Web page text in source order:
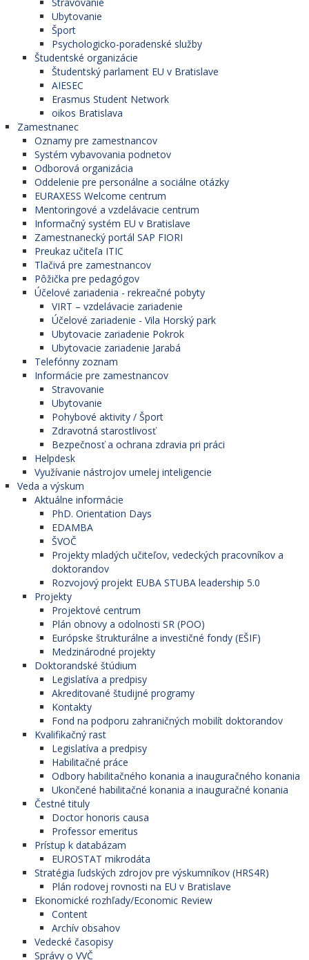
Ubytovanie
Šport
Psychologicko-poradenské služby
Študentské organizácie
Študentský parlament EU v Bratislave
AIESEC
Erasmus Student Network
oikos Bratislava
Zamestnanec
Oznamy pre zamestnancov
Systém vybavovania podnetov
Odborová organizácia
Oddelenie pre personálne a sociálne otázky
EURAXESS Welcome centrum
Mentoringové a vzdelávacie centrum
Informačný systém EU v Bratislave
Zamestnanecký portál SAP FIORI
Preukaz učiteľa ITIC
Tlačivá pre zamestnancov
Pôžička pre pedagógov
Účelové zariadenia - rekreačné pobyty
VIRT – vzdelávacie zariadenie
Účelové zariadenie - Vila Horský park
Ubytovacie zariadenie Pokrok
Ubytovacie zariadenie Jarabá
Telefónny zoznam
Informácie pre zamestnancov
Stravovanie
Ubytovanie
Pohybové aktivity / Šport
Zdravotná starostlivosť
Bezpečnosť a ochrana zdravia pri práci
Helpdesk
Využívanie nástrojov umelej inteligencie
Veda a výskum
Aktuálne informácie
PhD. Orientation Days
EDAMBA
ŠVOČ
Projekty mladých učiteľov, vedeckých pracovníkov a
doktorandov
Rozvojový projekt EUBA STUBA leadership 5.0
Projekty
Projektové centrum
Plán obnovy a odolnosti SR (POO)
Európske štrukturálne a investičné fondy (EŠIF)
Medzinárodné projekty
Doktorandské štúdium
Legislatíva a predpisy
Akreditované študijné programy
Kontakty
Fond na podporu zahraničných mobilít doktorandov
Kvalifikačný rast
Legislatíva a predpisy
Habilitačné práce
Odbory habilitačného konania a inauguračného konania
Ukončené habilitačné konania a inauguračné konania
Čestné tituly
Doctor honoris causa
Professor emeritus
Prístup k databázam
EUROSTAT mikrodáta
Stratégia ľudských zdrojov pre výskumníkov (HRS4R)
Plán rodovej rovnosti na EU v Bratislave
Ekonomické rozhľady/Economic Review
Content
Archív obsahov
Vedecké časopisy
Správy o VVČ